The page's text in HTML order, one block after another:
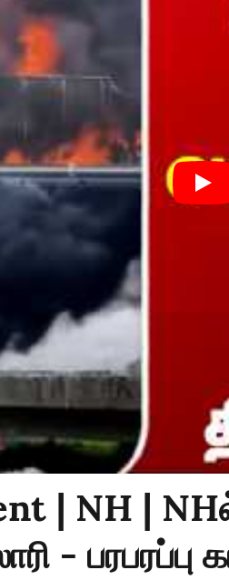
| NH |
- பரபரப்பு